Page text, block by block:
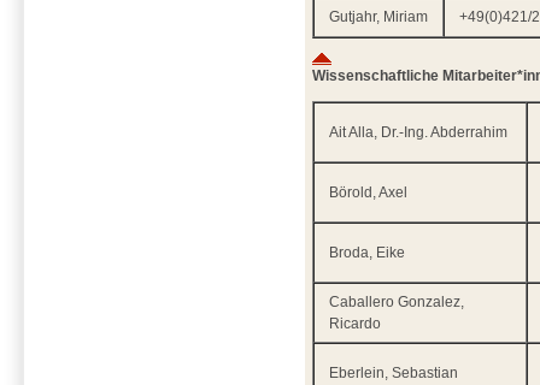
Gutjahr, Miriam +49(0)421/
Wissenschaftliche
Ait Alla, Dr.-Ing. Abderrahim
Börold, Axel
Broda, Eike
Caballero Gonzalez,
Ricardo
Eberlein, Sebastian